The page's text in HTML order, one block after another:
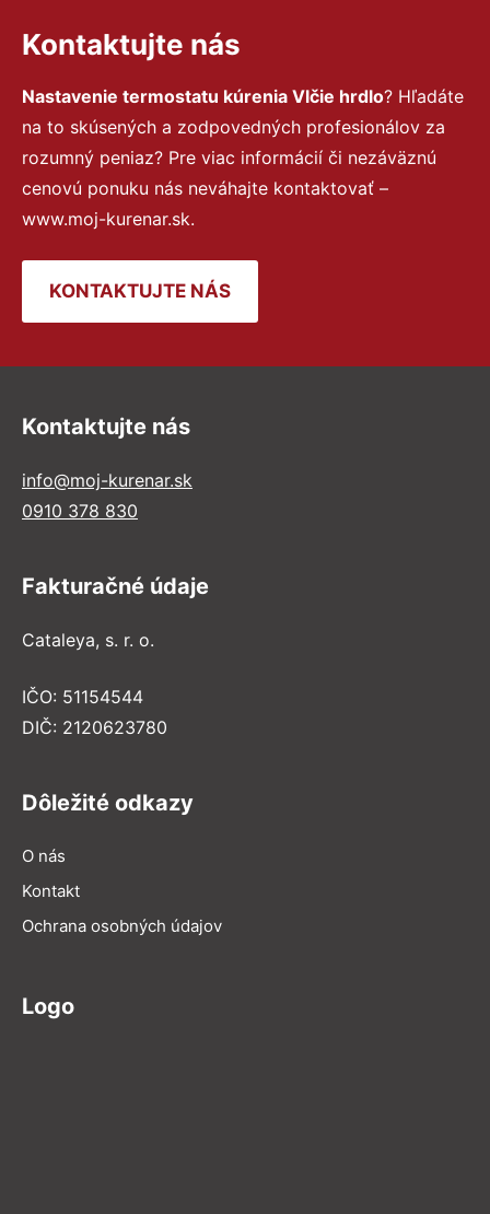
Kontaktujte nás
Nastavenie termostatu kúrenia Vlčie hrdlo? Hľadáte
na to skúsených a zodpovedných profesionálov za
rozumný peniaz? Pre viac informácií či nezáväznú
cenovú ponuku nás neváhajte kontaktovať –
www.moj-kurenar.sk.
KONTAKTUJTE NÁS
Kontaktujte nás
info@moj-kurenar.sk
0910 378 830
Fakturačné údaje
Cataleya, s. r. o.
IČO: 51154544
DIČ: 2120623780
Dôležité odkazy
O nás
Kontakt
Ochrana osobných údajov
Logo